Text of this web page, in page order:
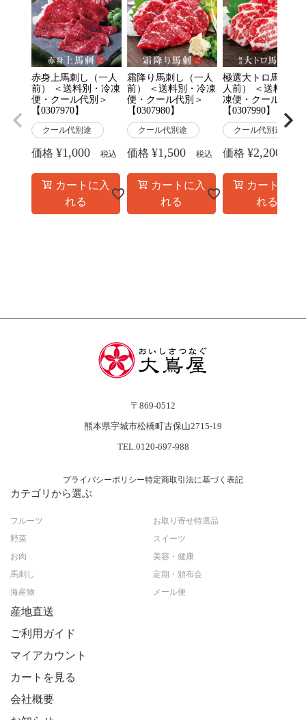
赤身上馬刺し（一人
前） ＜送料別・冷凍
便・クール代別＞
【0307970】
クール代別途
価格 ¥1,000 税込
カートに入
れる
霜降り馬刺し（一人
前） ＜送料別・冷凍
便・クール代別＞
【0307980】
クール代別途
価格 ¥1,500 税込
カートに入
れる
極選大トロ馬刺（
人前） ＜送料別・
凍便・クール代別
【0307990】
クール代別途
価格 ¥2,200
カートに入
れる
〒869-0512
熊本県宇城市松橋町古保山2715-19
TEL.0120-697-988
プライバシーポリシー特定商取引法に基づく表記
カテゴリから選ぶ
フルーツ
野菜
お肉
馬刺し
海産物
お取り寄せ特選品
スイーツ
美容・健康
定期・頒布会
メール便
産地直送
ご利用ガイド
マイアカウント
カートを見る
会社概要